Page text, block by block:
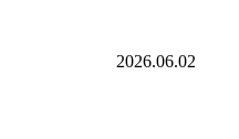
2026.06.02